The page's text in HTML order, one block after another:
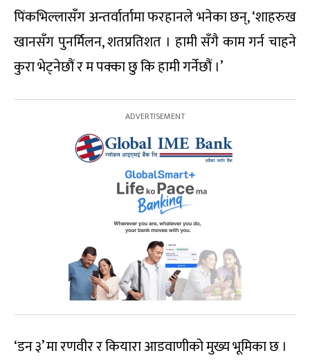
पिंकभिल्लासँग अन्तर्वार्तामा फरहानले भनेका छन्, ‘शाहरुख
खानसँग पुनर्मिलन, शतप्रतिशत । हामी सँगै काम गर्न चाहने
कुरा भेट्नेछौं र म पक्का छु कि हामी गर्नेछौं ।’
‘डन ३’ मा रणवीर र कियारा आडवाणीको मुख्य भूमिका छ ।